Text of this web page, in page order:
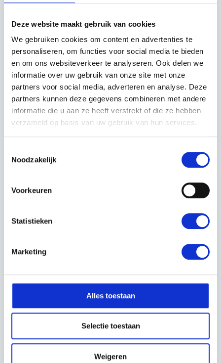
Deze website maakt gebruik van cookies
We gebruiken cookies om content en advertenties te
personaliseren, om functies voor social media te bieden
en om ons websiteverkeer te analyseren. Ook delen we
informatie over uw gebruik van onze site met onze
partners voor social media, adverteren en analyse. Deze
partners kunnen deze gegevens combineren met andere
informatie die u aan ze heeft verstrekt of die ze hebben
verzameld op basis van uw gebruik van hun services.
Noodzakelijk
Voorkeuren
Statistieken
Marketing
Alles toestaan
Selectie toestaan
Weigeren
Milieuvriendelijk: Werkt op accu, wat zorgt voor
uitstoot van gas.
De Husqvarna 340iBT is een uitstekende keuze voor
tuinprofessionals die kracht, comfort en
milieuvriendelijkheid in één machine zoeken. Het is de
perfecte partner voor het efficiënt beheren van
buitenruimtes, zowel in stedelijke als landelijke
omgevingen.
Voor deskundig advies op maat kunt u altijd bij ons
filiaal langskomen, Kerstens Voeten in Roosendaal.
Is uw gewenste samenstelling niet beschikbaar? Neem
EIGENSCHAPPEN
EAN: 7392930885967
16 N